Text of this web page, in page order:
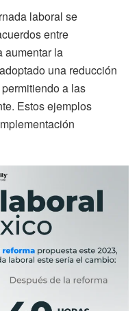
laboral se
entre
aumentar la
una reducción
a las
Estos ejemplos